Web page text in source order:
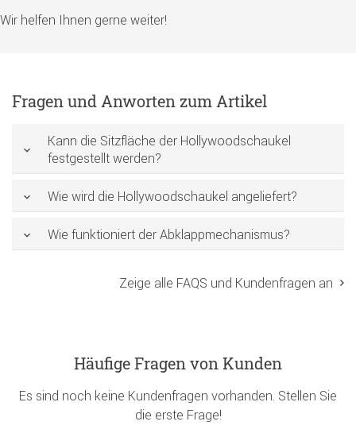
Wir helfen Ihnen gerne weiter!
Fragen und Anworten zum Artikel
Kann die Sitzfläche der Hollywoodschaukel
festgestellt werden?
Wie wird die Hollywoodschaukel angeliefert?
Wie funktioniert der Abklappmechanismus?
Zeige alle FAQS und Kundenfragen an
Häufige Fragen von Kunden
Es sind noch keine Kundenfragen vorhanden. Stellen Sie
die erste Frage!